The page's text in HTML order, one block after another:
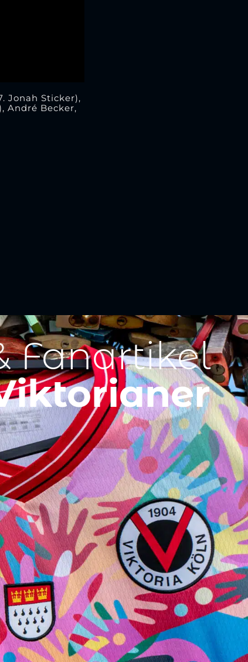
Jonah Sticker),
André Becker,
Fanartikel